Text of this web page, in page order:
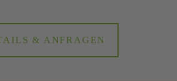
& ANFRAGEN